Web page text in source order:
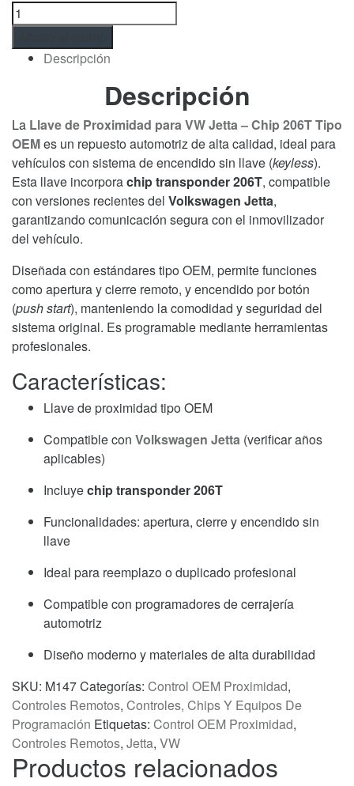
Llave
de
Proximidad
para
–
Chip
206T
OEM
cantidad
Descripción
Descripción
La Llave de Proximidad para VW Jetta – Chip 206T Tipo
OEMes un repuesto automotriz de alta calidad, ideal para
vehículos con sistema de encendido sin llave (keyless).
Esta llave incorporachip transponder 206T, compatible
con versiones recientes del Volkswagen Jetta,
garantizando comunicación segura con el inmovilizador
del vehículo.
Diseñada con estándares tipo OEM, permite funciones
como apertura y cierre remoto, y encendido por botón
(push start), manteniendo la comodidad y seguridad del
sistema original. Es programable mediante herramientas
profesionales.
Características:
Llave de proximidad tipo OEM
Compatible con Volkswagen Jetta (verificar años
aplicables)
Incluyechip transponder 206T
Funcionalidades: apertura, cierre y encendido sin
llave
Ideal para reemplazo o duplicado profesional
Compatible con programadores de cerrajería
automotriz
Diseño moderno y materiales de alta durabilidad
SKU: M147Categorías: Control OEM Proximidad,
Controles Remotos, Controles, Chips Y Equipos De
Programación Etiquetas: Control OEM Proximidad,
Controles Remotos, Jetta, VW
Productos relacionados